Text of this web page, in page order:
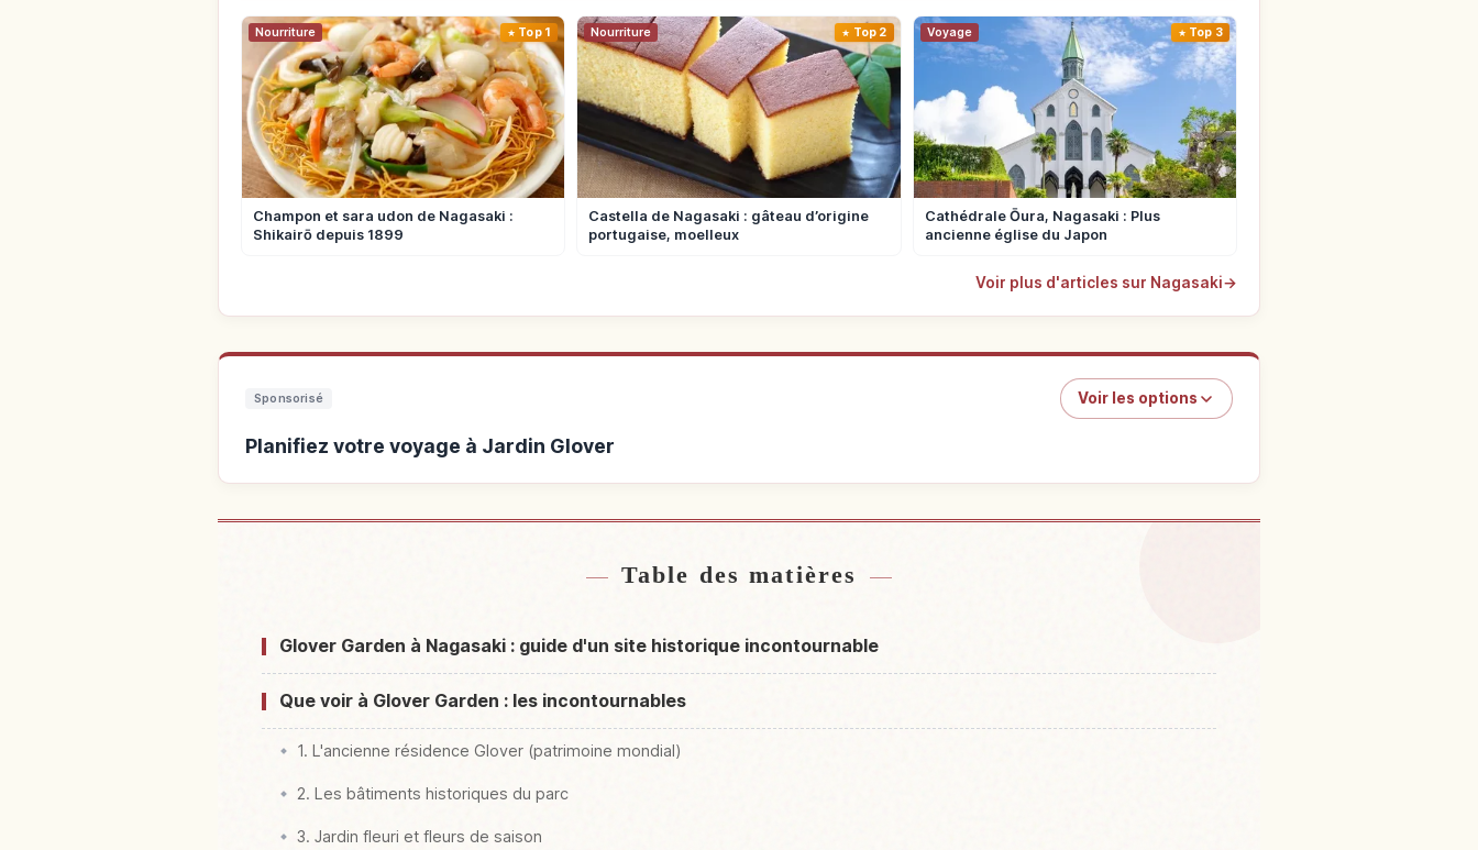
Nourriture Top 1
Champon et sara udon de Nagasaki :
Shikairō depuis 1899
Nourriture Top 2
Castella de Nagasaki : gâteau d’origine
portugaise, moelleux
Voyage Top 3
Cathédrale Ōura, Nagasaki : Plus
ancienne église du Japon
Voir plus d'articles sur Nagasaki→
Sponsorisé Voir les options
Planifiez votre voyage à Jardin Glover
Table des matières
Glover Garden à Nagasaki : guide d'un site historique incontournable
Que voir à Glover Garden : les incontournables
1. L'ancienne résidence Glover (patrimoine mondial)
2. Les bâtiments historiques du parc
3. Jardin fleuri et fleurs de saison